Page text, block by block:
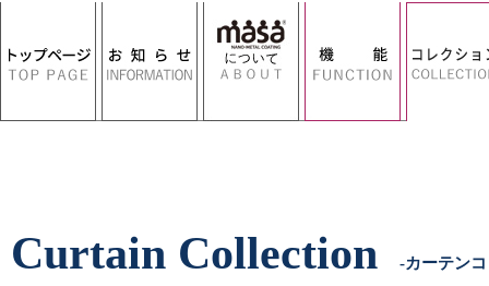
Curtain Collection -カーテン